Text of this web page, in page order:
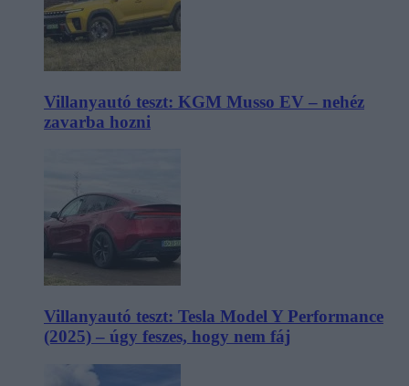
Villanyautó teszt: KGM Musso EV – nehéz
zavarba hozni
Villanyautó teszt: Tesla Model Y Performance
(2025) – úgy feszes, hogy nem fáj